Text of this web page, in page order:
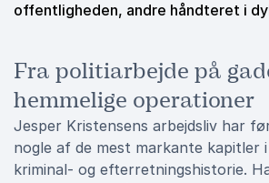
offentligheden, andre håndteret i
Fra politiarbejde på
hemmelige operationer
Jesper Kristensens arbejdsliv har
nogle af de mest markante kapitler
kriminal- og efterretningshistorie.